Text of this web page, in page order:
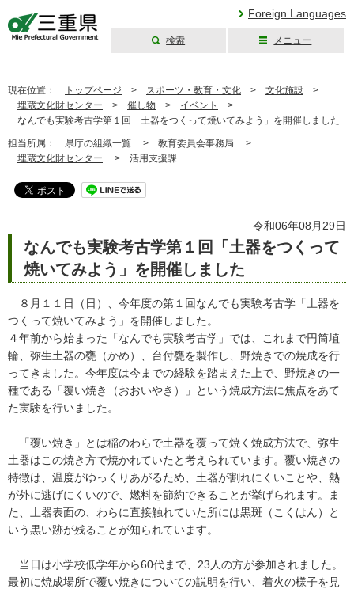
Foreign Languages
検索 メニュー
現在位置： トップページ > スポーツ・教育・文化 > 文化施設 >
埋蔵文化財センター > 催し物 > イベント
>
なんでも実験考古学第１回「土器をつくって焼いてみよう」を開催しました
担当所属： 県庁の組織一覧 > 教育委員会事務局 >
埋蔵文化財センター > 活用支援課
令和06年08月29日
なんでも実験考古学第１回「土器をつくって
焼いてみよう」を開催しました
８月１１日（日）、今年度の第１回なんでも実験考古学「土器を
つくって焼いてみよう」を開催しました。
４年前から始まった「なんでも実験考古学」では、これまで円筒埴
輪、弥生土器の甕（かめ）、台付甕を製作し、野焼きでの焼成を行
ってきました。今年度は今までの経験を踏まえた上で、野焼きの一
種である「覆い焼き（おおいやき）」という焼成方法に焦点をあて
た実験を行いました。
「覆い焼き」とは稲のわらで土器を覆って焼く焼成方法で、弥生
土器はこの焼き方で焼かれていたと考えられています。覆い焼きの
特徴は、温度がゆっくりあがるため、土器が割れにくいことや、熱
が外に逃げにくいので、燃料を節約できることが挙げられます。ま
た、土器表面の、わらに直接触れていた所には黒斑（こくはん）と
いう黒い跡が残ることが知られています。
当日は小学校低学年から60代まで、23人の方が参加されました。
最初に焼成場所で覆い焼きについての説明を行い、着火の様子を見